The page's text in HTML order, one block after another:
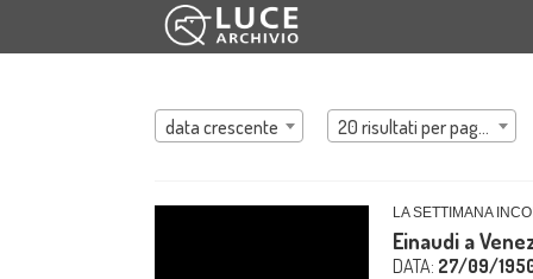
data crescente 20 risultati per pagina
LA SETTIMANA
Einaudi a
DATA: 27/09/